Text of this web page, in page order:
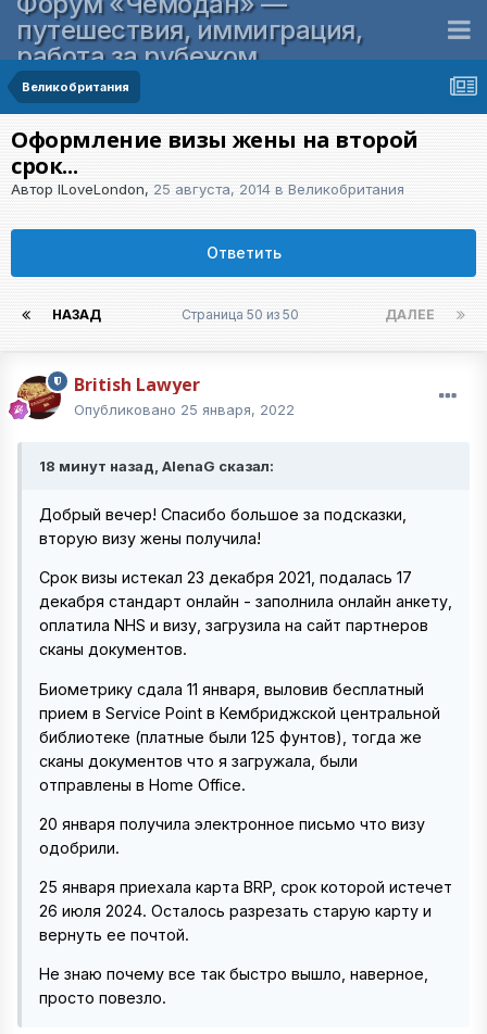
путешествия, иммиграция,
работа за рубежом
Великобритания
Оформление визы жены на второй
срок...
Автор ILoveLondon, 25 августа, 2014 в Великобритания
Ответить
НАЗАД ДАЛЕЕ
Страница 50 из 50
British Lawyer
Опубликовано 25 января, 2022
18 минут назад, AlenaG сказал:
Добрый вечер! Спасибо большое за подсказки,
вторую визу жены получила!
Срок визы истекал 23 декабря 2021, подалась 17
декабря стандарт онлайн - заполнила онлайн анкету,
оплатила NHS и визу, загрузила на сайт партнеров
сканы документов.
Биометрику сдала 11 января, выловив бесплатный
прием в Service Point в Кембриджской центральной
библиотеке (платные были 125 фунтов), тогда же
сканы документов что я загружала, были
отправлены в Home Office.
20 января получила электронное письмо что визу
одобрили.
25 января приехала карта BRP, срок которой истечет
26 июля 2024. Осталось разрезать старую карту и
вернуть ее почтой.
Не знаю почему все так быстро вышло, наверное,
просто повезло.